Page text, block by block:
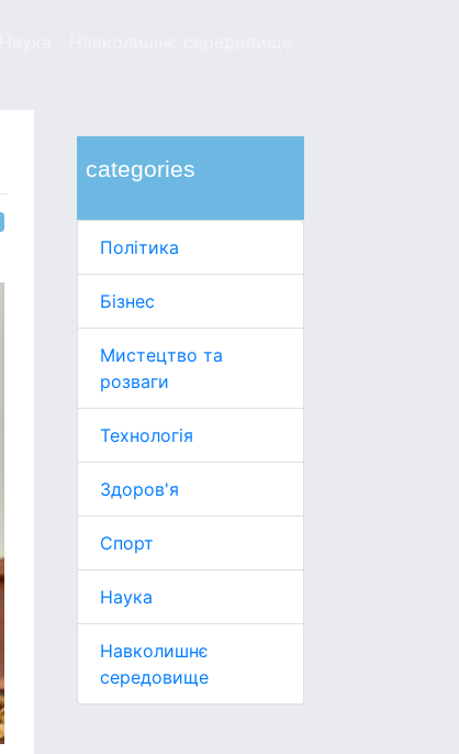
categories
Політика
Бізнес
Мистецтво та
розваги
Технологія
Здоров'я
Спорт
Наука
Навколишнє
середовище